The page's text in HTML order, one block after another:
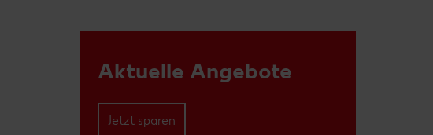
Aktuelle Angebote
Jetzt sparen